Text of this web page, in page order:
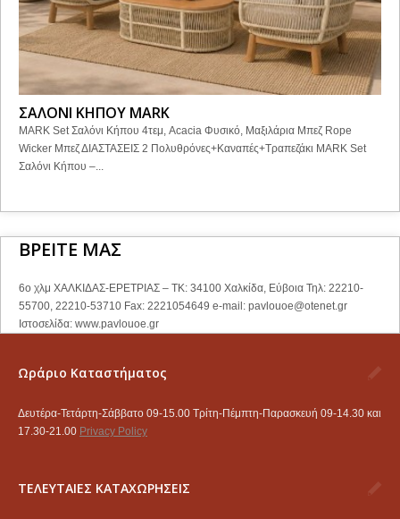
ΣΑΛΟΝΙ ΚΗΠΟΥ MARK
MARK Set Σαλόνι Κήπου 4τεμ, Acacia Φυσικό, Μαξιλάρια Μπεζ Rope
Wicker Μπεζ ΔΙΑΣΤΑΣΕΙΣ 2 Πολυθρόνες+Καναπές+Τραπεζάκι MARK Set
Σαλόνι Κήπου –...
ΒΡΕΙΤΕ ΜΑΣ
6ο χλμ ΧΑΛΚΙΔΑΣ-ΕΡΕΤΡΙΑΣ – ΤΚ: 34100 Χαλκίδα, Εύβοια Τηλ: 22210-
55700, 22210-53710 Fax: 2221054649 e-mail: pavlouoe@otenet.gr
Ιστοσελίδα: www.pavlouoe.gr
Ωράριο Καταστήματος
Δευτέρα-Τετάρτη-Σάββατο 09-15.00 Τρίτη-Πέμπτη-Παρασκευή 09-14.30 και
17.30-21.00 Privacy Policy
ΤΕΛΕΥΤΑΙΕΣ ΚΑΤΑΧΩΡΗΣΕΙΣ